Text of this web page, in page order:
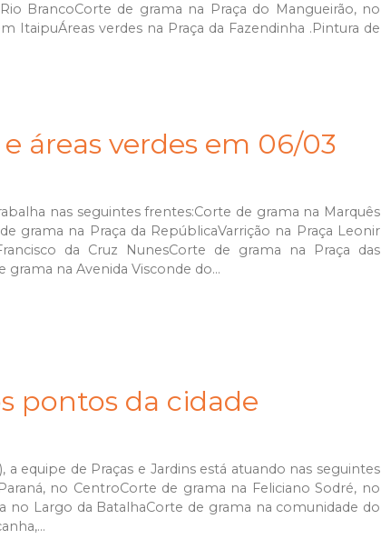
BrancoCorte de grama na Praça do Mangueirão, no
ItaipuÁreas verdes na Praça da Fazendinha .Pintura de
áreas verdes em 06/03
nas seguintes frentes:Corte de grama na Marquês
grama na Praça da RepúblicaVarrição na Praça Leonir
da Cruz NunesCorte de grama na Praça das
grama na Avenida Visconde do...
pontos da cidade
a equipe de Praças e Jardins está atuando nas seguintes
no CentroCorte de grama na Feliciano Sodré, no
Largo da BatalhaCorte de grama na comunidade do